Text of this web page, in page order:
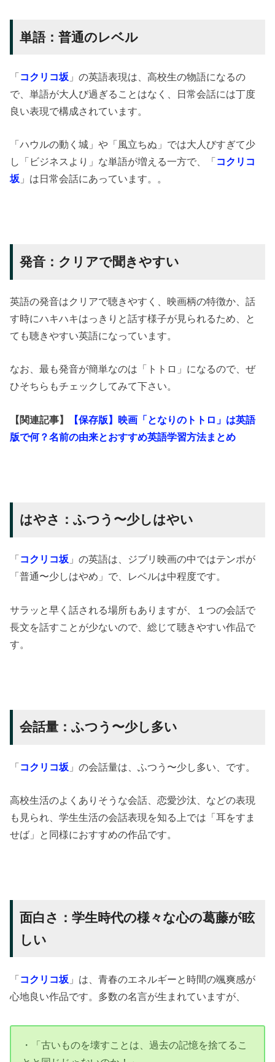
単語：普通のレベル
「コクリコ坂 」の英語表現は、高校生の物語になるの
で、単語が大人び過ぎることはなく、日常会話には丁度
良い表現で構成されています。
「ハウルの動く城」や「風立ちぬ」では大人びすぎて少
し「ビジネスより」な単語が増える一方で、「コクリコ
坂 」は日常会話にあっています。。
発音：クリアで聞きやすい
英語の発音はクリアで聴きやすく、映画柄の特徴か、話
す時にハキハキはっきりと話す様子が見られるため、と
ても聴きやすい英語になっています。
なお、最も発音が簡単なのは「トトロ」になるので、ぜ
ひそちらもチェックしてみて下さい。
【関連記事】
【保存版】映画「となりのトトロ」は英語
版で何？名前の由来とおすすめ英語学習方法まとめ
はやさ：ふつう〜少しはやい
「 コクリコ坂 」の英語は、ジブリ映画の中ではテンポが
「普通〜少しはやめ」で、レベルは中程度です。
サラッと早く話される場所もありますが、１つの会話で
長文を話すことが少ないので、総じて聴きやすい作品で
す。
会話量：ふつう〜少し多い
「コクリコ坂 」の会話量は、ふつう〜少し多い、です。
高校生活のよくありそうな会話、恋愛沙汰、などの表現
も見られ、学生生活の会話表現を知る上では「耳をすま
せば」と同様におすすめの作品です。
面白さ：学生時代の様々な心の葛藤が眩
しい
「コクリコ坂 」は、青春のエネルギーと時間の颯爽感が
心地良い作品です。多数の名言が生まれていますが、
・「古いものを壊すことは、過去の記憶を捨てるこ